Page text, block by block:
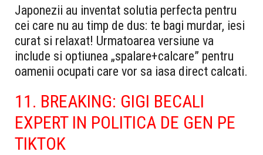
Japonezii au inventat solutia perfecta pentru
cei care nu au timp de dus: te bagi murdar, iesi
curat si relaxat! Urmatoarea versiune va
include si optiunea „spalare+calcare” pentru
oamenii ocupati care vor sa iasa direct calcati.
11. BREAKING: GIGI BECALI
EXPERT IN POLITICA DE GEN PE
TIKTOK